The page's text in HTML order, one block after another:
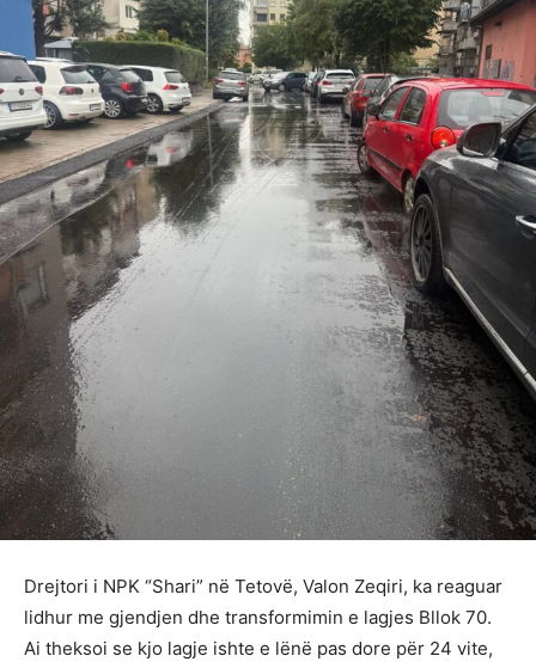
Drejtori i NPK “Shari” në Tetovë, Valon Zeqiri, ka reaguar
lidhur me gjendjen dhe transformimin e lagjes Bllok 70.
Ai theksoi se kjo lagje ishte e lënë pas dore për 24 vite,